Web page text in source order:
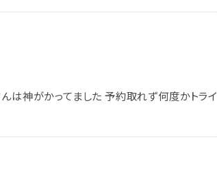
は神がかってました 予約取れず何度かトライ